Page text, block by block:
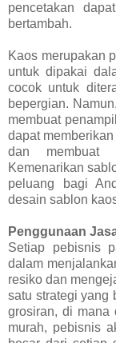
pencetakan
bertambah.
Kaos merupakan
untuk dipakai
cocok untuk
bepergian.
membuat
dapat
dan membuat
Kemenarikan
peluang bagi
desain sablon
Penggunaan
Setiap pebisnis
dalam
resiko dan
satu strategi yang
grosiran, di mana
murah, pebisnis